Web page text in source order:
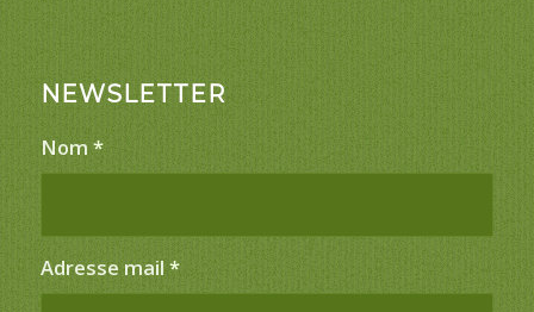
NEWSLETTER
Nom *
Adresse mail *